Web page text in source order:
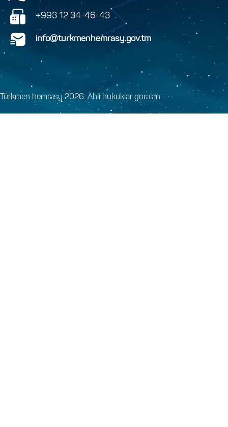
+993 12 34-46-43
info@turkmenhemrasy.gov.tm
Türkmen hemrasy 2026. Ähli hukuklar goralan